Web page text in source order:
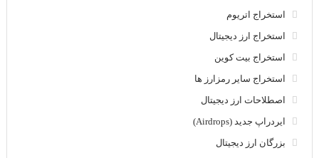
استخراج اتریوم
استخراج ارز دیجیتال
استخراج بیت کوین
استخراج سایر رمزارز ها
اصطلاحات ارز دیجیتال
ایردراپ جدید (Airdrops)
بزرگان ارز دیجیتال